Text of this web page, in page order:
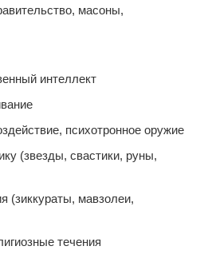
масоны,
интеллект
психотронное оружие
(звезды, свастики, руны,
(зиккураты, мавзолеи,
течения